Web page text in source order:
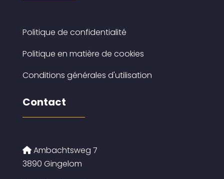
Politique de confidentialité
Politique en matière de cookies
Conditions générales d'utilisation
Contact
Ambachtsweg 7
3890 Gingelom